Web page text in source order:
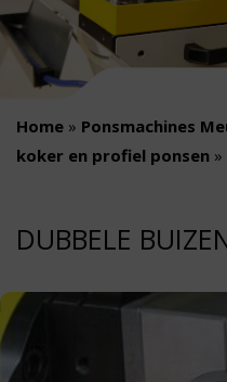
Home » Ponsmachines
koker en profiel ponsen »
DUBBELE